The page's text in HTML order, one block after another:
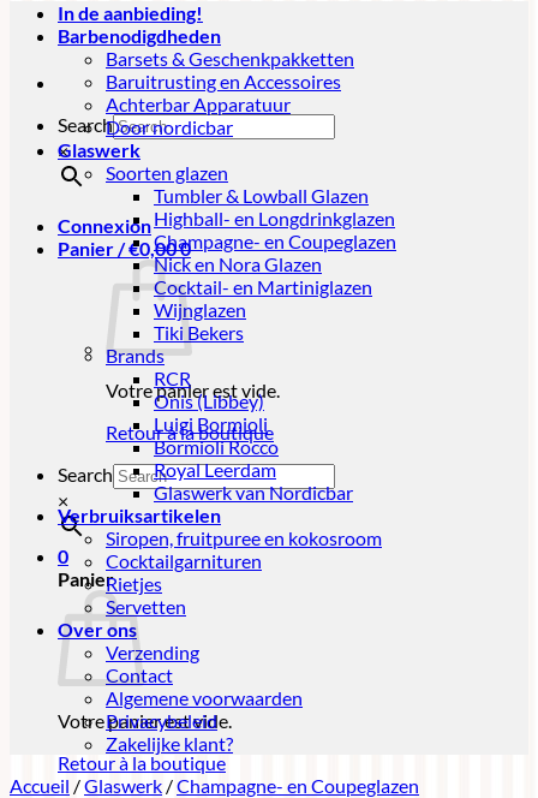
Search
×
Connexion
Panier /€0,000
Votre panier est vide.
Retour à la boutique
Search
×
0
Panier
Votre panier est vide.
Retour à la boutique
In de aanbieding!
Barbenodigdheden
Barsets & Geschenkpakketten
Baruitrusting en Accessoires
Achterbar Apparatuur
Door nordicbar
Glaswerk
Soorten glazen
Tumbler & Lowball Glazen
Highball- en Longdrinkglazen
Champagne- en Coupeglazen
Nick en Nora Glazen
Cocktail- en Martiniglazen
Wijnglazen
Tiki Bekers
Brands
RCR
Onis (Libbey)
Luigi Bormioli
Bormioli Rocco
Royal Leerdam
Glaswerk van Nordicbar
Verbruiksartikelen
Siropen, fruitpuree en kokosroom
Cocktailgarnituren
Rietjes
Servetten
Over ons
Verzending
Contact
Algemene voorwaarden
Privacybeleid
Zakelijke klant?
Accueil /Glaswerk /Champagne- en Coupeglazen